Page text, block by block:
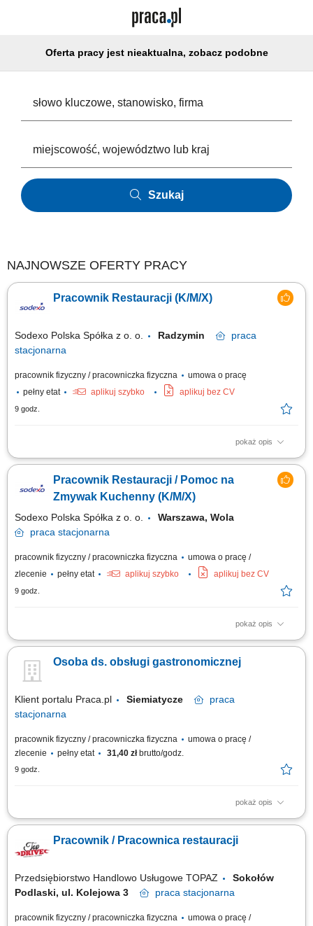
Oferta pracy jest nieaktualna, zobacz podobne
Szukaj
NAJNOWSZE OFERTY PRACY
Pracownik Restauracji (K/M/X)
Sodexo Polska Spółka z o. o. Radzymin
praca
stacjonarna
pracownik fizyczny / pracowniczka fizyczna
umowa o pracę
pełny etat
aplikuj szybko aplikuj bez CV
9 godz.
pokaż opis
Zakres obowiązków: Zmywanie oraz wyparzanie naczyń; Sprzątanie
powierzonych pomieszczeń; Utrzymywanie czystości sali konsumenckiej
w restauracji (obsługa maszyny myjącej); Opróżnianie koszy i wynoszenie
odpadów do kontenerów zewnętrznych; Rozładunek dostaw produktów,
Pracownik Restauracji / Pomoc na
Zmywak Kuchenny (K/M/X)
Sodexo Polska Spółka z o. o.
Warszawa, Wola
praca stacjonarna
pracownik fizyczny / pracowniczka fizyczna
umowa o pracę /
zlecenie
pełny etat aplikuj szybko aplikuj bez CV
9 godz.
pokaż opis
Zakres obowiązków: Zmywanie naczyń ręcznie i za pomocą zmywarek;
Utrzymanie zapasów detergentów i akcesoriów związanych z myciem
naczyń; Skrupulatne wykonywanie zadań zgodnie z zasadami BHP i
Osoba ds. obsługi gastronomicznej
Klient portalu Praca.pl Siemiatycze
praca
stacjonarna
pracownik fizyczny / pracowniczka fizyczna
umowa o pracę /
zlecenie
pełny etat 31,40 złbrutto/godz.
9 godz.
pokaż opis
zapewnienie wysokiej jakości obsługi klientów oraz budowanie
zgodnie z obowiązującymi standardami, obsługa systemu kasowego i
realizacja płatności, utrzymywanie porządku oraz przestrzeganie zasad
Pracownik / Pracownica restauracji
Przedsiębiorstwo Handlowo Usługowe TOPAZ
Sokołów
Podlaski, ul. Kolejowa 3
praca stacjonarna
pracownik fizyczny / pracowniczka fizyczna
umowa o pracę /